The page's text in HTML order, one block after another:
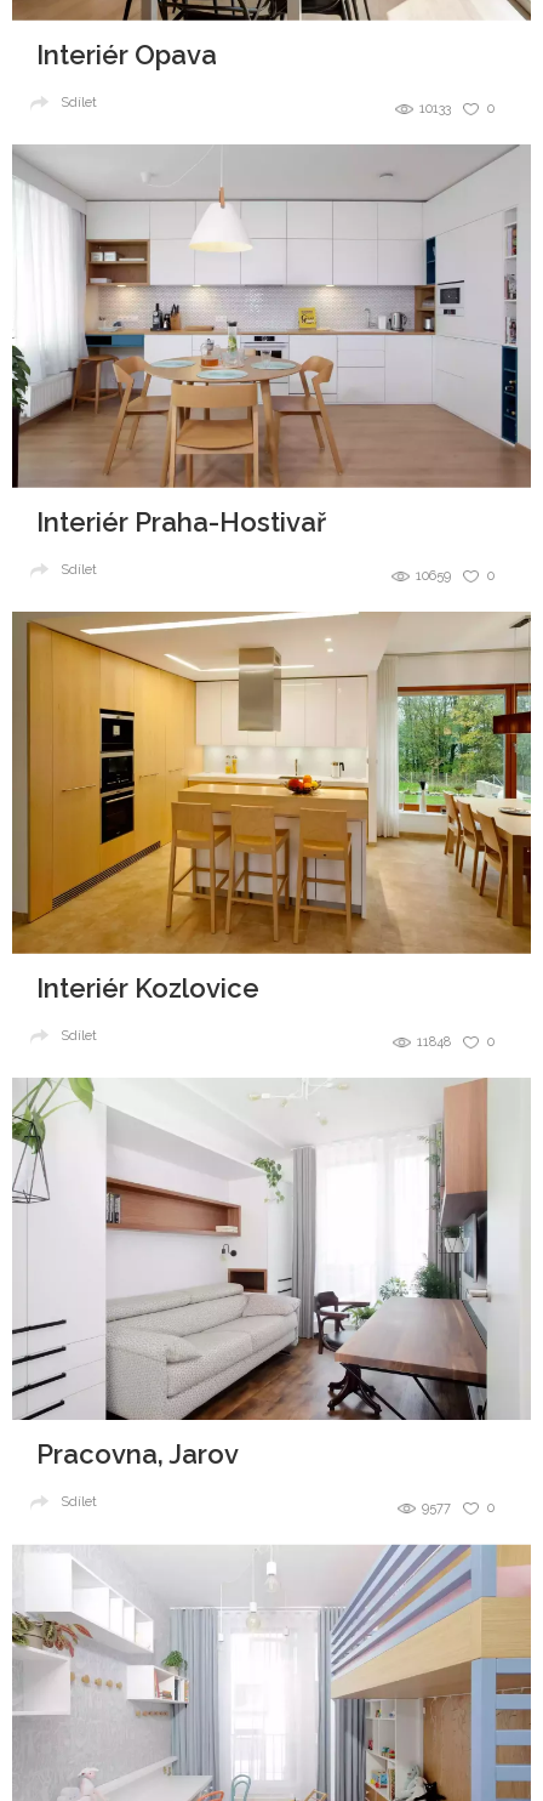
Interiér Opava
0
10133
Sdílet
Interiér Praha-Hostivař
0
10659
Sdílet
Interiér Kozlovice
0
11848
Sdílet
Pracovna, Jarov
0
9577
Sdílet